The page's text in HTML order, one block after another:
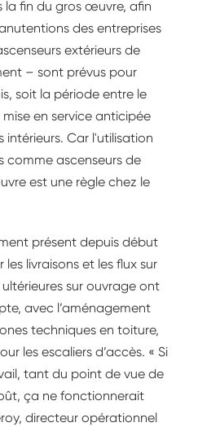
la fin du gros œuvre, afin
des entreprises
extérieurs de
– sont prévus pour
soit la période entre le
en service anticipée
intérieurs. Car l'utilisation
comme ascenseurs de
est une règle chez le
présent depuis début
livraisons et les flux sur
sur ouvrage ont
avec l’aménagement
techniques en toiture,
les escaliers d’accès. « Si
tant du point de vue de
ça ne fonctionnerait
directeur opérationnel